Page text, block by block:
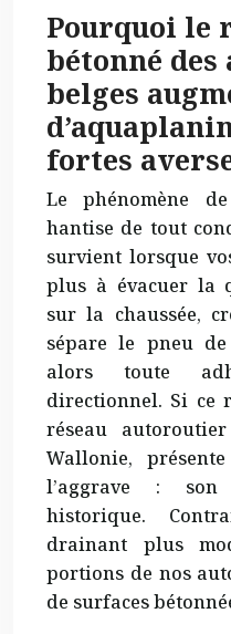
Pourquoi le
bétonné
belges
fortes
Le phénomène
hantise de tout
survient lorsque
plus à évacuer la
sur la chaussée,
sépare le pneu
alors toute
directionnel. Si ce
réseau
Wallonie,
l’aggrave :
historique.
drainant plus
portions de nos
de surfaces